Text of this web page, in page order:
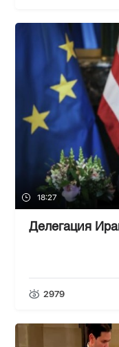
18:27
Делегация
2979